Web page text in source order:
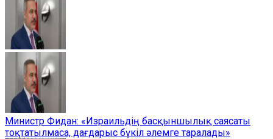
Министр Фидан: «Израильдің басқыншылық саясаты
тоқтатылмаса, дағдарыс бүкіл әлемге таралады»